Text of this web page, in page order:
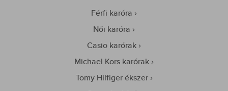
Férfi karóra
Női karóra
Casio karórak
Michael Kors karórak
Tomy Hilfiger ékszer